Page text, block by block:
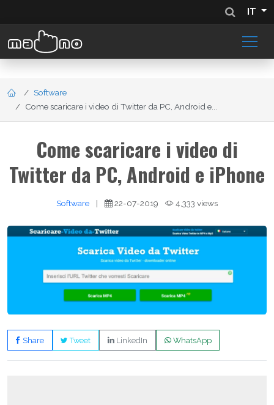
IT
Software
Come scaricare i video di Twitter da PC, Android e...
Come scaricare i video di
Twitter da PC, Android e iPhone
Software | 22-07-2019 4,333 views
Share Tweet LinkedIn WhatsApp